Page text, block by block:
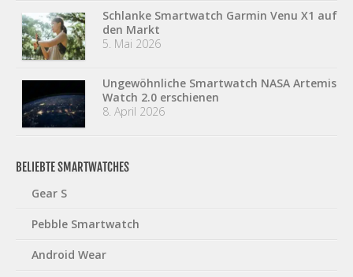
Schlanke Smartwatch Garmin Venu X1 auf
den Markt
5. Mai 2026
Ungewöhnliche Smartwatch NASA Artemis
Watch 2.0 erschienen
8. April 2026
BELIEBTE SMARTWATCHES
Gear S
Pebble Smartwatch
Android Wear